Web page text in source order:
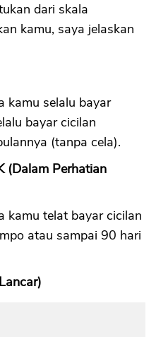
dari skala
kamu, saya jelaskan
kamu selalu bayar
bayar cicilan
(tanpa cela).
(Dalam Perhatian
kamu telat bayar cicilan
atau sampai 90 hari